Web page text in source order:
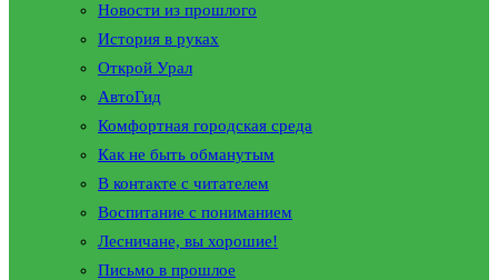
Новости из прошлого
История в руках
Открой Урал
АвтоГид
Комфортная городская среда
Как не быть обманутым
В контакте с читателем
Воспитание с пониманием
Лесничане, вы хорошие!
Письмо в прошлое